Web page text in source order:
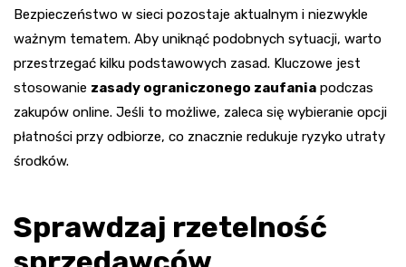
Bezpieczeństwo w sieci pozostaje aktualnym i niezwykle
ważnym tematem. Aby uniknąć podobnych sytuacji, warto
przestrzegać kilku podstawowych zasad. Kluczowe jest
stosowanie zasady ograniczonego zaufania podczas
zakupów online. Jeśli to możliwe, zaleca się wybieranie opcji
płatności przy odbiorze, co znacznie redukuje ryzyko utraty
środków.
Sprawdzaj rzetelność